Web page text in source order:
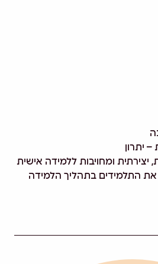
– יתרון
יצירתית ומחויבות ללמידה אישית
את התלמידים בתהליך הלמידה